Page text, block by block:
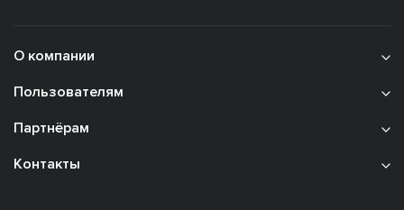
О компании
Пользователям
Партнёрам
Контакты